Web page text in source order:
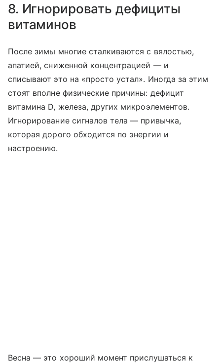
8. Игнорировать дефициты
витаминов
После зимы многие сталкиваются с вялостью,
апатией, сниженной концентрацией — и
списывают это на «просто устал». Иногда за этим
стоят вполне физические причины: дефицит
витамина D, железа, других микроэлементов.
Игнорирование сигналов тела — привычка,
которая дорого обходится по энергии и
настроению.
Весна — это хороший момент прислушаться к